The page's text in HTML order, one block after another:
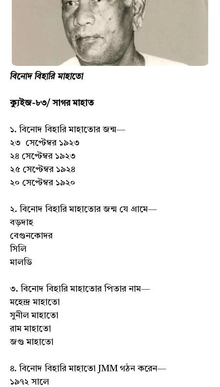
বিনোদ বিহারি মাহাতো
ক্যুইজ-৮৩/ সাগর মাহাত
১. বিনোদ বিহারি মাহাতোর জন্ম—
২৩ সেপ্টেম্বর ১৯২৩
২৪ সেপ্টেম্বর ১৯২৩
২৫ সেপ্টেম্বর ১৯২৪
২০ সেপ্টেম্বর ১৯২০
২. বিনোদ বিহারি মাহাতোর জন্ম যে গ্রামে—
বড়দাহ
বেগুনকোদর
সিলি
মালডি
৩. বিনোদ বিহারি মাহাতোর পিতার নাম—
মহেন্দ্র মাহাতো
সুনীল মাহাতো
রাম মাহাতো
জগু মাহাতো
৪. বিনোদ বিহারি মাহাতো JMM গঠন করেন—
১৯৭২ সালে